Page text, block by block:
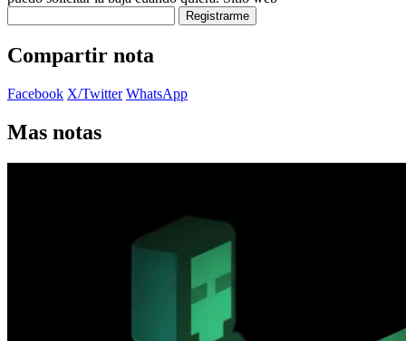
Registrarme
Compartir nota
Facebook X/Twitter WhatsApp
Mas notas